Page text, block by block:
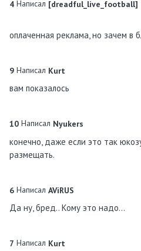
4 Написал [dreadful_live_football]
оплаченная реклама, но зачем в
9 Написал Kurt
вам показалось
10 Написал Nyukers
конечно, даже если это так
размещать.
6 Написал AViRUS
Да ну, бред.. Кому это надо...
7 Написал Kurt